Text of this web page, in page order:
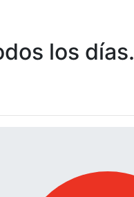
los días.